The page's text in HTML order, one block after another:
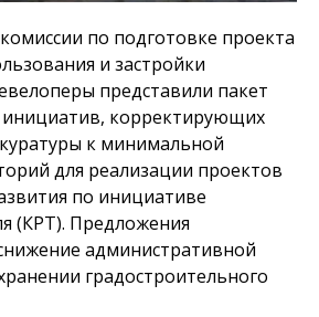
по подготовке проекта
и застройки
представили пакет
корректирующих
к минимальной
для реализации проектов
по инициативе
(КРТ). Предложения
административной
градостроительного